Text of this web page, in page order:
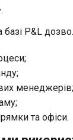
P&L
менеджерів;
та офіси.